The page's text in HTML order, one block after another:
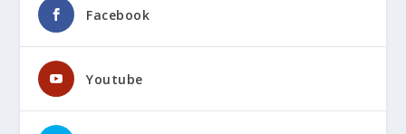
Facebook
Youtube